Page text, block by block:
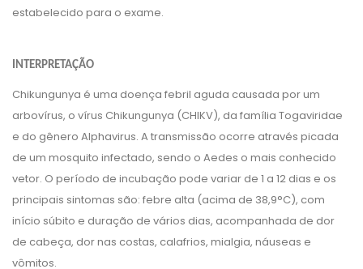
estabelecido para o exame.
INTERPRETAÇÃO
Chikungunya é uma doença febril aguda causada por um
arbovírus, o vírus Chikungunya (CHIKV), da família Togaviridae
e do gênero Alphavirus. A transmissão ocorre através picada
de um mosquito infectado, sendo o Aedes o mais conhecido
vetor. O período de incubação pode variar de 1 a 12 dias e os
principais sintomas são: febre alta (acima de 38,9°C), com
início súbito e duração de vários dias, acompanhada de dor
de cabeça, dor nas costas, calafrios, mialgia, náuseas e
vômitos.